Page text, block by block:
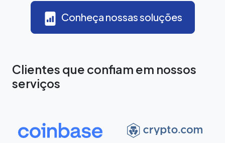
Conheça nossas soluções
Clientes que confiam em nossos
serviços